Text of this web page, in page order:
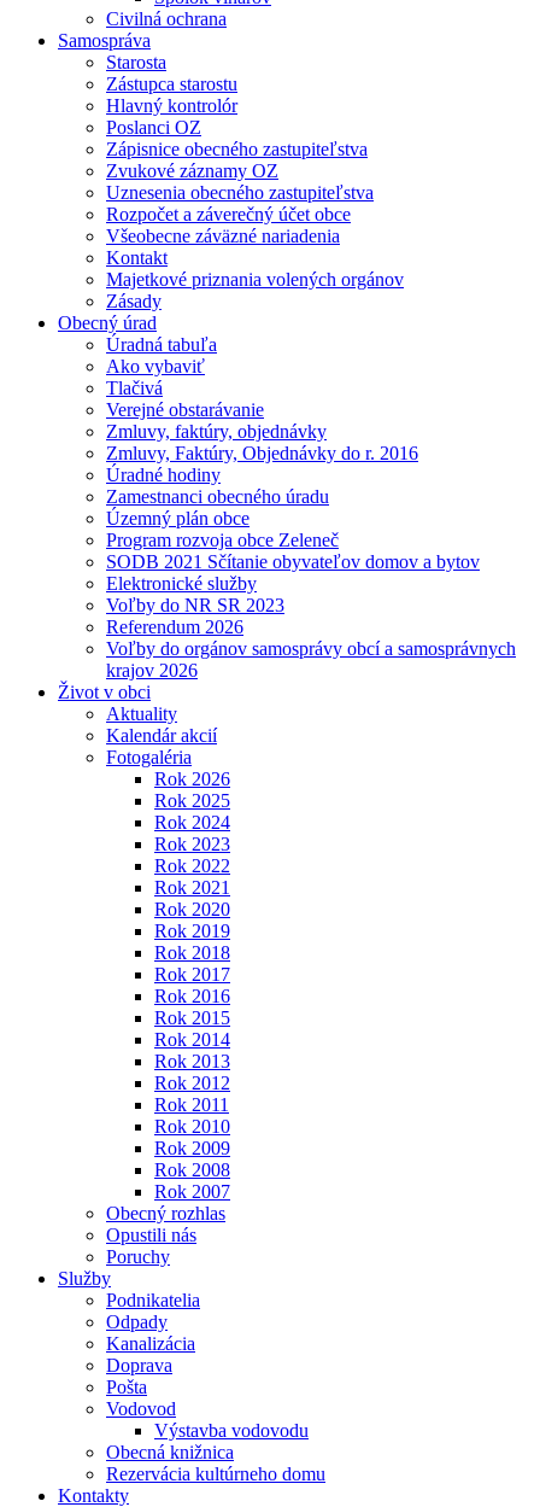
Civilná ochrana
Samospráva
Starosta
Zástupca starostu
Hlavný kontrolór
Poslanci OZ
Zápisnice obecného zastupiteľstva
Zvukové záznamy OZ
Uznesenia obecného zastupiteľstva
Rozpočet a záverečný účet obce
Všeobecne záväzné nariadenia
Kontakt
Majetkové priznania volených orgánov
Zásady
Obecný úrad
Úradná tabuľa
Ako vybaviť
Tlačivá
Verejné obstarávanie
Zmluvy, faktúry, objednávky
Zmluvy, Faktúry, Objednávky do r. 2016
Úradné hodiny
Zamestnanci obecného úradu
Územný plán obce
Program rozvoja obce Zeleneč
SODB 2021 Sčítanie obyvateľov domov a bytov
Elektronické služby
Voľby do NR SR 2023
Referendum 2026
Voľby do orgánov samosprávy obcí a samosprávnych
krajov 2026
Život v obci
Aktuality
Kalendár akcií
Fotogaléria
Rok 2026
Rok 2025
Rok 2024
Rok 2023
Rok 2022
Rok 2021
Rok 2020
Rok 2019
Rok 2018
Rok 2017
Rok 2016
Rok 2015
Rok 2014
Rok 2013
Rok 2012
Rok 2011
Rok 2010
Rok 2009
Rok 2008
Rok 2007
Obecný rozhlas
Opustili nás
Poruchy
Služby
Podnikatelia
Odpady
Kanalizácia
Doprava
Pošta
Vodovod
Výstavba vodovodu
Obecná knižnica
Rezervácia kultúrneho domu
Kontakty